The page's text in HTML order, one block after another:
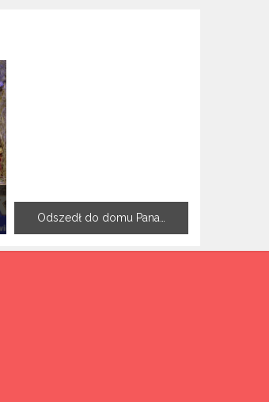
Odszedł do domu Pana…